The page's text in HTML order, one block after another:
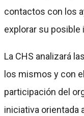
contactos con los
explorar su
La CHS analizará
los mismos y con
participación del
iniciativa orientada